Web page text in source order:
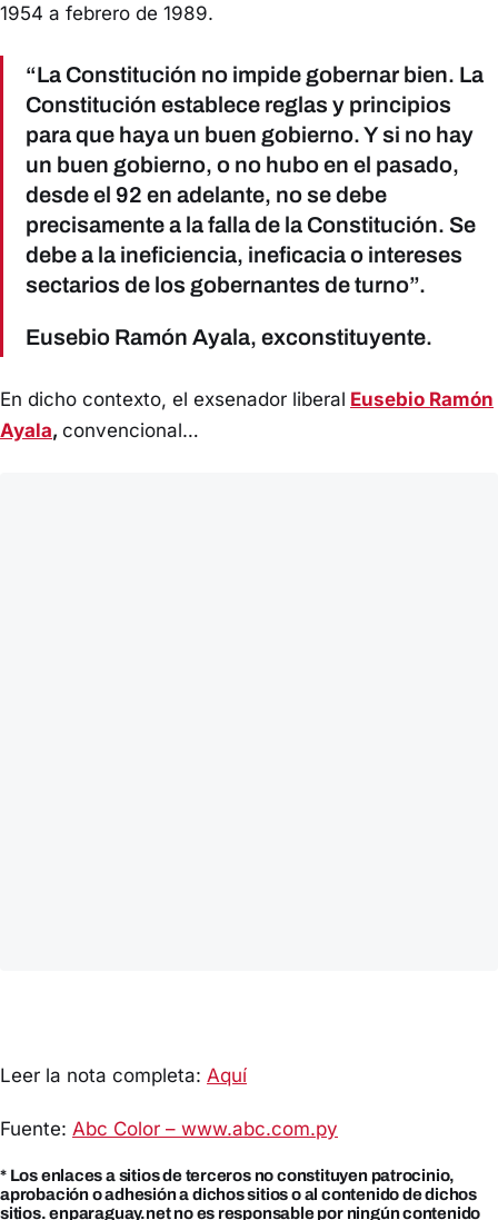
1954 a febrero de 1989.
“La Constitución no impide gobernar bien. La
Constitución establece reglas y principios
para que haya un buen gobierno. Y si no hay
un buen gobierno, o no hubo en el pasado,
desde el 92 en adelante, no se debe
precisamente a la falla de la Constitución. Se
debe a la ineficiencia, ineficacia o intereses
sectarios de los gobernantes de turno”.
Eusebio Ramón Ayala, exconstituyente.
En dicho contexto, el exsenador liberal Eusebio Ramón
Ayala, convencional…
Leer la nota completa: Aquí
Fuente: Abc Color – www.abc.com.py
* Los enlaces a sitios de terceros no constituyen patrocinio,
aprobación o adhesión a dichos sitios o al contenido de dichos
sitios. enparaguay.net no es responsable por ningún contenido